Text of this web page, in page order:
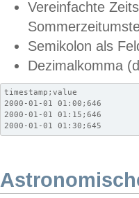
Vereinfachte
Semikolon als
Dezimalkomma
timestamp;value
2000-01-01 01:00;646
2000-01-01 01:15;646
2000-01-01 01:30;645